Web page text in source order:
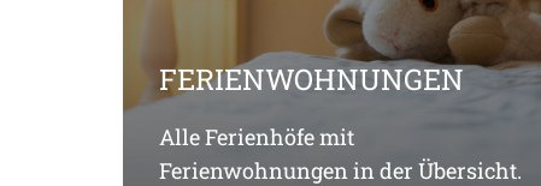
FERIENWOHNUNGEN
Alle Ferienhöfe mit
Ferienwohnungen in der Übersicht.